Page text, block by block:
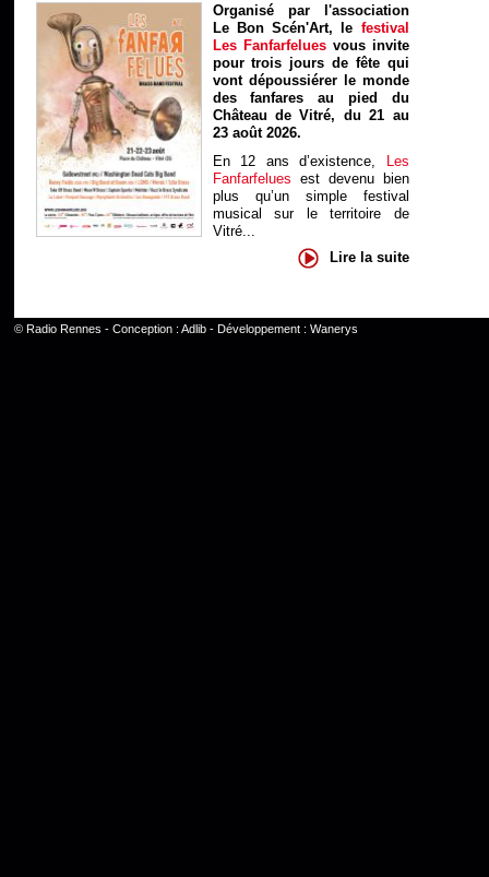
Organisé par l'association
Le Bon Scén'Art, le festival
Les Fanfarfelues vous invite
pour trois jours de fête qui
vont dépoussiérer le monde
des fanfares au pied du
Château de Vitré, du 21 au
23 août 2026.
En 12 ans d’existence, Les
Fanfarfelues est devenu bien
plus qu’un simple festival
musical sur le territoire de
Vitré...
Lire la suite
© Radio Rennes - Conception : Adlib- Développement : Wanerys